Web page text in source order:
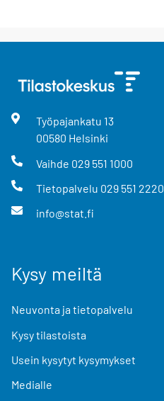
Työpajankatu 13
00580 Helsinki
Vaihde 029 551 1000
Tietopalvelu 029 551 2220
info@stat.fi
Kysy meiltä
Neuvonta ja tietopalvelu
Kysy tilastoista
Usein kysytyt kysymykset
Medialle